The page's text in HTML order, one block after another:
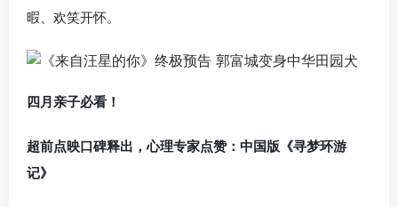
暇、欢笑开怀。
四月亲子必看！
超前点映口碑释出，心理专家点赞：中国版《寻梦环游
记》